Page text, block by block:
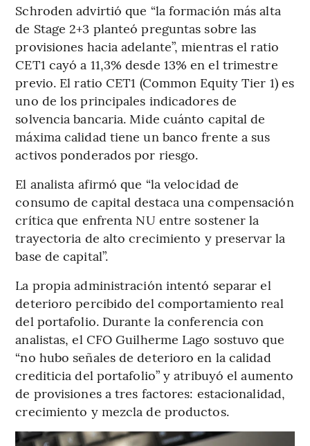
Schroden advirtió que “la formación más alta
de Stage 2+3 planteó preguntas sobre las
provisiones hacia adelante”, mientras el ratio
CET1 cayó a 11,3% desde 13% en el trimestre
previo. El ratio CET1 (Common Equity Tier 1) es
uno de los principales indicadores de
solvencia bancaria. Mide cuánto capital de
máxima calidad tiene un banco frente a sus
activos ponderados por riesgo.
El analista afirmó que “la velocidad de
consumo de capital destaca una compensación
crítica que enfrenta NU entre sostener la
trayectoria de alto crecimiento y preservar la
base de capital”.
La propia administración intentó separar el
deterioro percibido del comportamiento real
del portafolio. Durante la conferencia con
analistas, el CFO Guilherme Lago sostuvo que
“no hubo señales de deterioro en la calidad
crediticia del portafolio” y atribuyó el aumento
de provisiones a tres factores: estacionalidad,
crecimiento y mezcla de productos.